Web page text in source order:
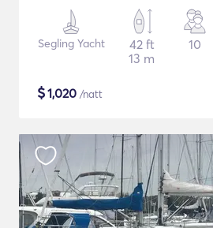
Segling Yacht
42 ft
13 m
10
$1,020 /natt